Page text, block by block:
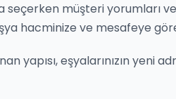
müşteri yorumları
hacminize ve mesafeye
yapısı, eşyalarınızın yeni